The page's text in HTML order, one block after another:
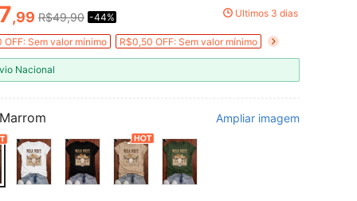
AND AVAILABILITY
,99 R$49,90 -44% Últimos 3 dias
OFF: Sem valor mínimo R$0,50 OFF: Sem valor mínimo
Nacional
Marrom Ampliar imagem